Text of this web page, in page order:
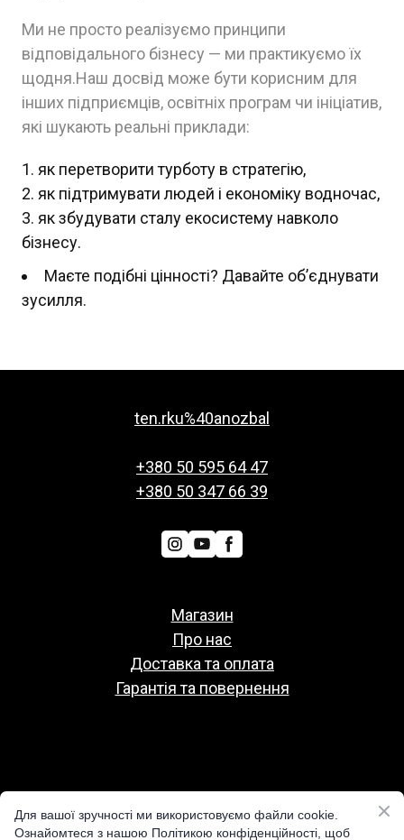
Ми не просто реалізуємо принципи
відповідального бізнесу — ми практикуємо їх
щодня.Наш досвід може бути корисним для
інших підприємців, освітніх програм чи ініціатив,
які шукають реальні приклади:
як перетворити турботу в стратегію,
як підтримувати людей і економіку водночас,
як збудувати сталу екосистему навколо
бізнесу.
Маєте подібні цінності? Давайте об’єднувати
зусилля.
ten.rku%40anozbal
+380 50 595 64 47
+380 50 347 66 39
Магазин
Про нас
Доставка та оплата
Гарантія та повернення
Политіка конфіденційності
Публічна оферта
Для вашої зручності ми використовуємо файли cookie.
Ознайомтеся з нашою Політикою конфіденційності, щоб